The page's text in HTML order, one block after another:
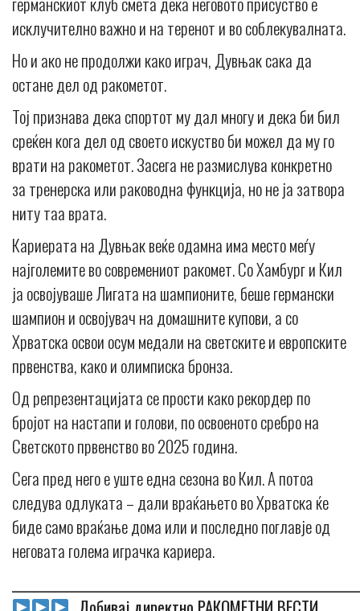
исклучително важно и на теренот и во соблекувалната.
Но и ако не продолжи како играч, Дувњак сака да
остане дел од ракометот.
Тој признава дека спортот му дал многу и дека би бил
среќен кога дел од своето искуство би можел да му го
врати на ракометот. Засега не размислува конкретно
за тренерска или раководна функција, но не ја затвора
ниту таа врата.
Кариерата на Дувњак веќе одамна има место меѓу
најголемите во современиот ракомет. Со Хамбург и Кил
ја освојуваше Лигата на шампионите, беше германски
шампион и освојувач на домашните купови, а со
Хрватска освои осум медали на светските и европските
првенства, како и олимписка бронза.
Од репрезентацијата се прости како рекордер по
бројот на настапи и голови, по освоеното сребро на
Светското првенство во 2025 година.
Сега пред него е уште една сезона во Кил. А потоа
следува одлуката – дали враќањето во Хрватска ќе
биде само враќање дома или и последно поглавје од
неговата голема играчка кариера.